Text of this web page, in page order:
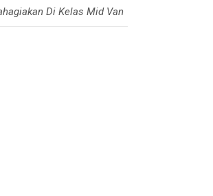
Di Kelas Mid Van